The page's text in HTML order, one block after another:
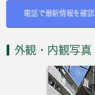
電話で最新情報を確認
外観・内観写真